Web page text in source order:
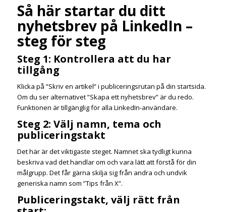
Så här startar du ditt
nyhetsbrev på LinkedIn –
steg för steg
Steg 1: Kontrollera att du har
tillgång
Klicka på ”Skriv en artikel” i publiceringsrutan på din startsida.
Om du ser alternativet ”Skapa ett nyhetsbrev” är du redo.
Funktionen är tillgänglig för alla LinkedIn-användare.
Steg 2: Välj namn, tema och
publiceringstakt
Det här är det viktigaste steget. Namnet ska tydligt kunna
beskriva vad det handlar om och vara lätt att förstå för din
målgrupp. Det får gärna skilja sig från andra och undvik
generiska namn som ”Tips från X”.
Publiceringstakt, välj rätt från